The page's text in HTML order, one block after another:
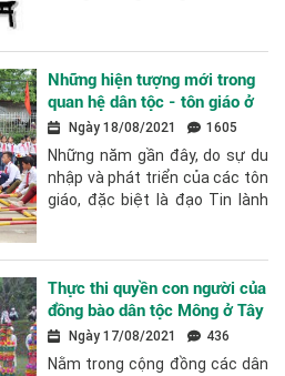
Những hiện tượng mới trong
quan hệ dân tộc - tôn giáo ở
vùng dân tộc thiểu số khu vực
Tây Bắc nước ta hiện nay
Ngày 18/08/2021 1605
Những năm gần đây, do sự du
nhập và phát triển của các tôn
giáo, đặc biệt là đạo Tin lành
Thực thi quyền con người của
đồng bào dân tộc Mông ở Tây
Bắc - Thực trạng và giải pháp
Ngày 17/08/2021 436
Nằm trong cộng đồng các dân